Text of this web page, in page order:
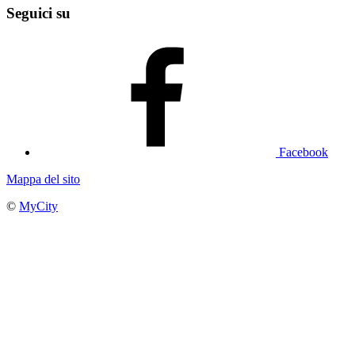
Seguici su
Facebook
Mappa del sito
© MyCity